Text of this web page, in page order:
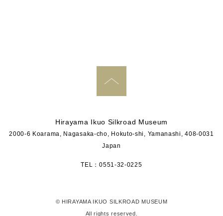
Hirayama Ikuo Silkroad Museum
2000-6 Koarama, Nagasaka-cho, Hokuto-shi, Yamanashi, 408-0031
Japan
TEL：0551-32-0225
© HIRAYAMA IKUO SILKROAD MUSEUM
All rights reserved.